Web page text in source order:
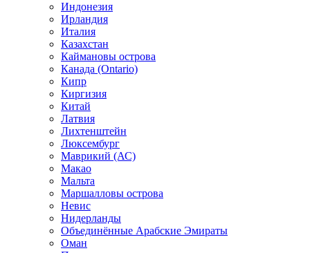
Индонезия
Ирландия
Италия
Казахстан
Каймановы острова
Канада (Ontario)
Кипр
Киргизия
Китай
Латвия
Лихтенштейн
Люксембург
Маврикий (АС)
Макао
Мальта
Маршалловы острова
Нeвис
Нидерланды
Объединённые Арабские Эмираты
Оман